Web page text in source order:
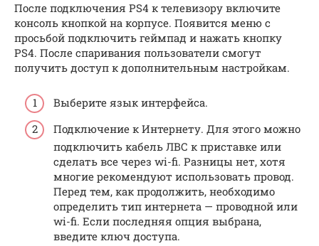
После подключения PS4 к телевизору включите
консоль кнопкой на корпусе. Появится меню с
просьбой подключить геймпад и нажать кнопку
PS4. После спаривания пользователи смогут
получить доступ к дополнительным настройкам.
Выберите язык интерфейса.
Подключение к Интернету. Для этого можно
подключить кабель ЛВС к приставке или
сделать все через wi-fi. Разницы нет, хотя
многие рекомендуют использовать провод.
Перед тем, как продолжить, необходимо
определить тип интернета — проводной или
wi-fi. Если последняя опция выбрана,
введите ключ доступа.